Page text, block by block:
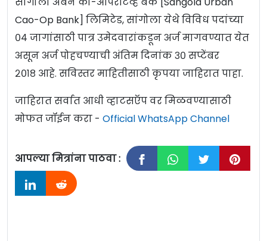
Cao-Op Bank] लिमिटेड, सांगोला येथे विविध पदांच्या
०४ जागांसाठी पात्र उमेदवारांकडून अर्ज मागवण्यात येत
असून अर्ज पोहचण्याची अंतिम दिनांक ३० सप्टेंबर
२०१८ आहे. सविस्तर माहितीसाठी कृपया जाहिरात पाहा.
जाहिरात सर्वात आधी व्हाटसऍप वर मिळवण्यासाठी
मोफत जॉईन करा - Official WhatsApp Channel
आपल्या मित्रांना पाठवा :